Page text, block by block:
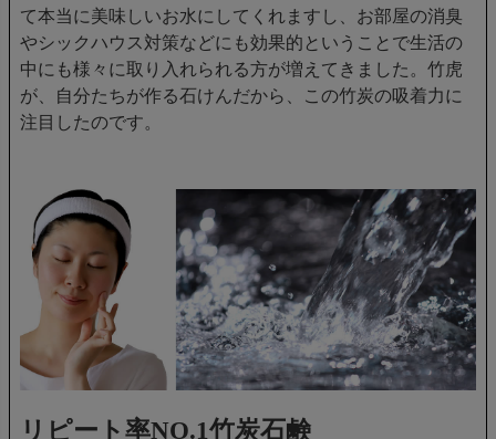
て本当に美味しいお水にしてくれますし、お部屋の消臭
やシックハウス対策などにも効果的ということで生活の
中にも様々に取り入れられる方が増えてきました。竹虎
が、自分たちが作る石けんだから、この竹炭の吸着力に
注目したのです。
リピート率NO.1竹炭石鹸